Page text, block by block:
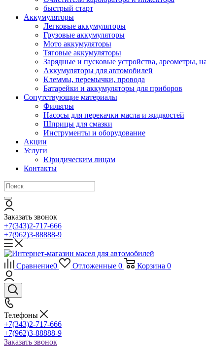
быстрый старт
Аккумуляторы
Легковые аккумуляторы
Грузовые аккумуляторы
Мото аккумуляторы
Тяговые аккумуляторы
Зарядные и пусковые устройства, ареометры,
Аккумуляторы для автомобилей
Клеммы, перемычки, провода
Батарейки и аккумуляторы для приборов
Сопутствующие материалы
Фильтры
Насосы для перекачки масла и жидкостей
Шприцы для смазки
Инструменты и оборудование
Акции
Услуги
Юридическим лицам
Контакты
Заказать звонок
+7(343)2-717-666
+7(962)3-88888-9
Сравнение0 Отложенные 0 Корзина 0
Телефоны
+7(343)2-717-666
+7(962)3-88888-9
Заказать звонок